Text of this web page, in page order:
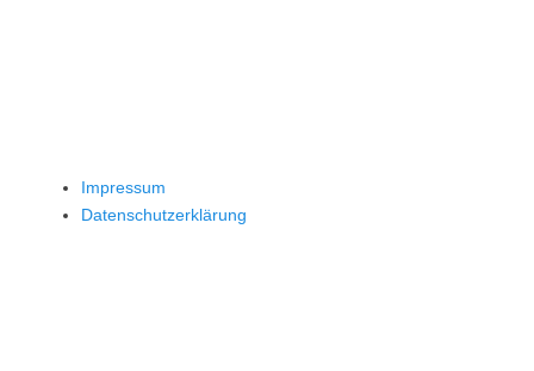
Impressum
Datenschutzerklärung